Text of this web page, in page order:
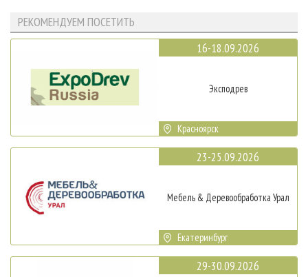
РЕКОМЕНДУЕМ ПОСЕТИТЬ
16-18.09.2026
Эксподрев
Красноярск
23-25.09.2026
Мебель & Деревообработка Урал
Екатеринбург
29-30.09.2026